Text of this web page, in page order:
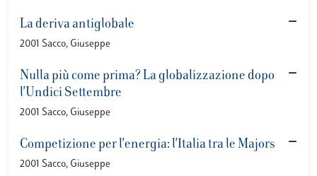
La deriva antiglobale
2001 Sacco, Giuseppe
Nulla più come prima? La globalizzazione dopo
l'Undici Settembre
2001 Sacco, Giuseppe
Competizione per l'energia: l'Italia tra le Majors
2001 Sacco, Giuseppe